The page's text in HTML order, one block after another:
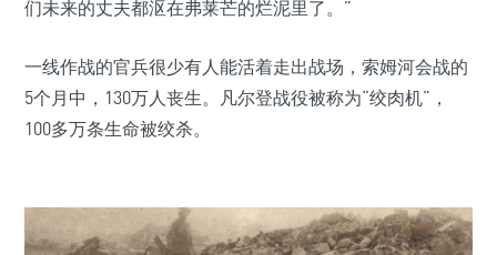
们未来的丈夫都沤在弗莱芒的烂泥里了。”
一线作战的官兵很少有人能活着走出战场，索姆河会战的
5个月中，130万人丧生。凡尔登战役被称为“绞肉机”，
100多万条生命被绞杀。